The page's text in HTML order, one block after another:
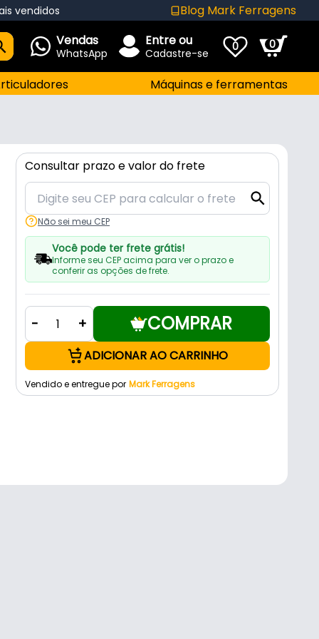
vendidos Blog Mark Ferragens
Vendas
WhatsApp
Entre ou
Cadastre-se 0 0
Máquinas e ferramentas
Consultar prazo e valor do frete
Não sei meu CEP
Você pode ter frete grátis!
Informe seu CEP acima para ver o prazo e
conferir as opções de frete.
- + COMPRAR
ADICIONAR AO CARRINHO
Vendido e entregue por Mark Ferragens